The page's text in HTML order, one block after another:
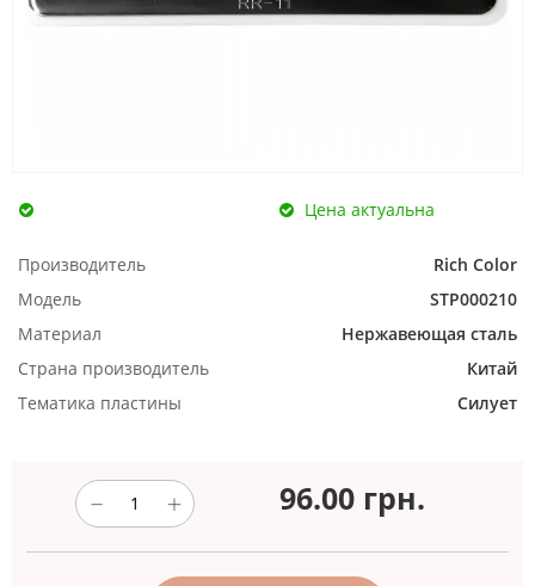
Цена актуальна
Производитель
Rich Color
Модель
STP000210
Материал
Нержавеющая сталь
Страна производитель
Китай
Тематика пластины
Силует
96.00 грн.